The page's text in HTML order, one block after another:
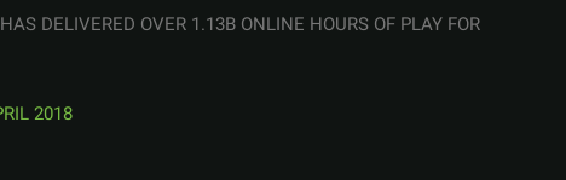
DELIVERED OVER 1.13B ONLINE HOURS OF PLAY FOR
2018